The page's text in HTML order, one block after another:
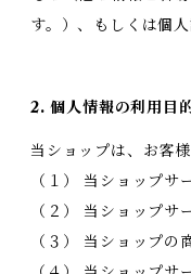
す。）、もしくは個
2. 個人情報の利用目
当ショップは、お客
（１） 当ショップサ
（２） 当ショップ
（３） 当ショップの